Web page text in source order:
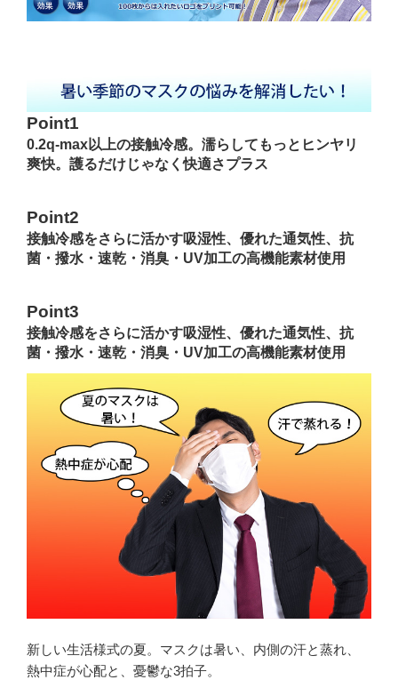
Point1
0.2q-max以上の接触冷感。濡らしてもっとヒンヤリ
爽快。護るだけじゃなく快適さプラス
Point2
接触冷感をさらに活かす吸湿性、優れた通気性、抗
菌・撥水・速乾・消臭・UV加工の高機能素材使用
Point3
接触冷感をさらに活かす吸湿性、優れた通気性、抗
菌・撥水・速乾・消臭・UV加工の高機能素材使用
新しい生活様式の夏。マスクは暑い、内側の汗と蒸れ、
熱中症が心配と、憂鬱な3拍子。